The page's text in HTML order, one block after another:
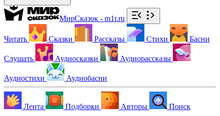
МирСказок - m1r.ru
Читать Сказки Рассказы Стихи Басни
Слушать Аудиосказки Аудиорассказы
Аудиостихи Аудиобасни
Лента Подборки Авторы Поиск